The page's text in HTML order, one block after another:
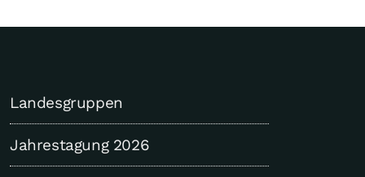
Landesgruppen
Jahrestagung 2026